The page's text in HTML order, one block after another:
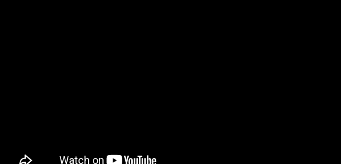
修會為各位準備的電視弘法節目「三乘菩提之阿含正義──兼論唯識學的最早根
食、意思食以及識食。這是包括三界一切有情在世間長養的來源，而有情生命
來在三界的後有。因此四食的道理，便與有情迷墮生死輪迴或解脫，有著密切
乘菩提」當中，無論是以佛菩提般若智慧，或者二乘聲聞菩提的解脫智慧，同
決生死的問題？如何掙脫無始以來生命在世間繫縛、六趣輪迴無窮盡的苦？所
觀察生命中苦的現象、苦不斷形成積集的過程、苦滅解脫的涅槃境界，以及如
的無常本質──那就是五蘊。五蘊又稱為五陰，因為會遮蓋有情而不得解脫，包